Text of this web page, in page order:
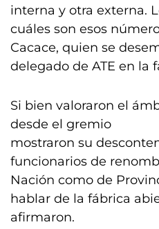
interna y otra externa.
cuáles son esos
Cacace, quien se
delegado de ATE en la
Si bien valoraron el
desde el gremio
mostraron su
funcionarios de
Nación como de
hablar de la fábrica
afirmaron.